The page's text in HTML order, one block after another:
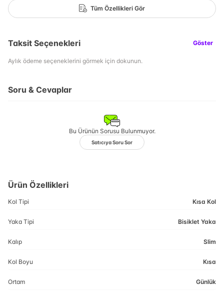
Tüm Özellikleri Gör
Taksit Seçenekleri Göster
Aylık ödeme seçeneklerini görmek için dokunun.
Soru & Cevaplar
Bu Ürünün Sorusu Bulunmuyor.
Satıcıya Soru Sor
Ürün Özellikleri
Kol Tipi Kısa Kol
Yaka Tipi Bisiklet Yaka
Kalıp Slim
Kol Boyu Kısa
Ortam Günlük